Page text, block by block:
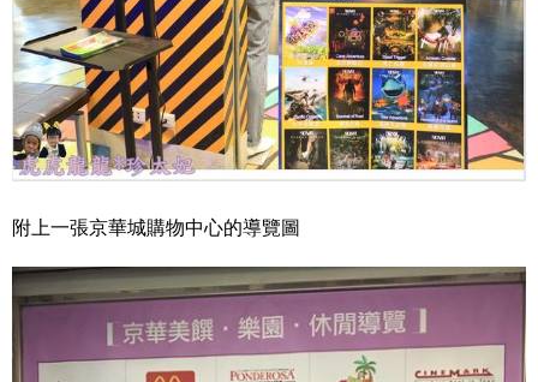
附上一張京華城購物中心的導覽圖